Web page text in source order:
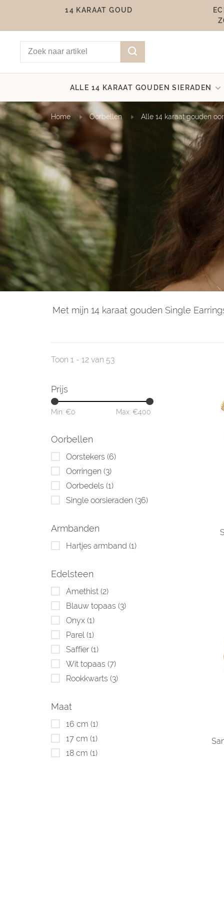
14 KARAAT GOUD
ALLE 14 KARAAT GOUDEN SIERADEN
Home Oorbellen Alle 14 karaat gouden
Met mijn 14 karaat gouden Single
Toon 1 - 12 van 53
Prijs
Min: €0 Max: €400
Oorbellen
Oorstekers (6)
Oorringen (3)
Oorbedels (1)
Single oorsieraden (36)
Armbanden
Hartjes armband (1)
Edelsteen
Amethist (2)
Blauw topaas (3)
Onyx (1)
Parel (1)
Saffier(1)
Wit topaas (7)
Rookkwarts (3)
Maat
16 cm (1)
17 cm (1)
18 cm (1)